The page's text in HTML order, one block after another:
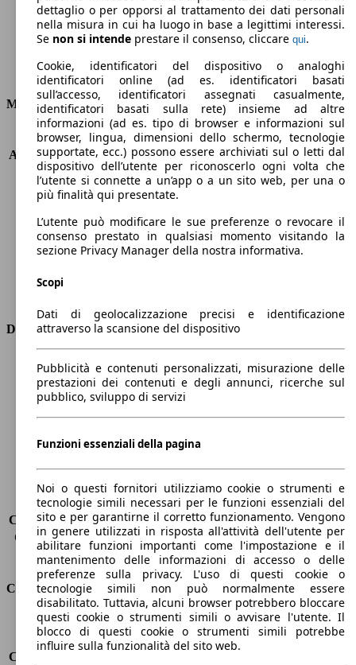
Ø 4.7 l/100km
Consumi
Motore e Prestazioni
KW (PS)
118 kW (160 PS)
Accelerazione (0-100 km/h) 8.2s
Velocità massima (km/h)
220 km/h
Numero di marce
8
Cilindrata
2143 ccm
Carburante
Diesel
Trasmissione
Dimensioni
Lunghezza
4640 mm
Altezza
1430 mm
Larghezza
1860 mm
Passo
2820 mm
Carico massimo
-
Porte
4
Sedili
5
Carico sul tetto
-
Capacità di traino (senza freni) -
Capacità di traino (con freni)
1600 kg
Volume del bagagliaio
480 l
Consumi
Emissioni di CO2*
125 g/km (komb.)
Consumo (urbano)
6.0 l/100km
Consumo (extra-urbano)
dettaglio o per opporsi al trattamento dei dati personali
nella misura in cui ha luogo in base a legittimi interessi.
Se non si intende prestare il consenso, cliccare qui.
Cookie, identificatori del dispositivo o analoghi
identificatori online (ad es. identificatori basati
sull’accesso, identificatori assegnati casualmente,
identificatori basati sulla rete) insieme ad altre
informazioni (ad es. tipo di browser e informazioni sul
browser, lingua, dimensioni dello schermo, tecnologie
supportate, ecc.) possono essere archiviati sul o letti dal
dispositivo dell’utente per riconoscerlo ogni volta che
l’utente si connette a un’app o a un sito web, per una o
più finalità qui presentate.
L’utente può modificare le sue preferenze o revocare il
consenso prestato in qualsiasi momento visitando la
sezione Privacy Manager della nostra informativa.
Scopi
Dati di geolocalizzazione precisi e identificazione
attraverso la scansione del dispositivo
Pubblicità e contenuti personalizzati, misurazione delle
prestazioni dei contenuti e degli annunci, ricerche sul
pubblico, sviluppo di servizi
Funzioni essenziali della pagina
Noi o questi fornitori utilizziamo cookie o strumenti e
tecnologie simili necessari per le funzioni essenziali del
sito e per garantirne il corretto funzionamento. Vengono
in genere utilizzati in risposta all'attività dell'utente per
abilitare funzioni importanti come l'impostazione e il
mantenimento delle informazioni di accesso o delle
preferenze sulla privacy. L'uso di questi cookie o
tecnologie simili non può normalmente essere
disabilitato. Tuttavia, alcuni browser potrebbero bloccare
questi cookie o strumenti simili o avvisare l'utente. Il
blocco di questi cookie o strumenti simili potrebbe
influire sulla funzionalità del sito web.